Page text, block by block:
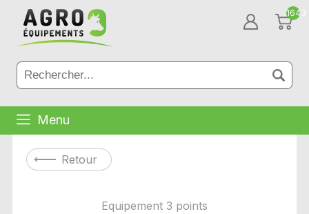
1643
Menu
Retour
Equipement 3 points